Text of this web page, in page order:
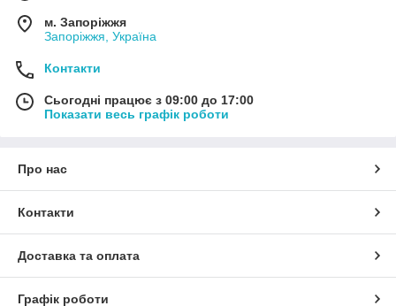
м. Запоріжжя
Запоріжжя, Україна
Контакти
Сьогодні працює з 09:00 до 17:00
Показати весь графік роботи
Про нас
Контакти
Доставка та оплата
Графік роботи